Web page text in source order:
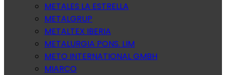
METALES LA ESTRELLA
METALGRUP
METALTEX IBERIA
METALURGIA PONS. LIM
METO INTERNATIONAL GMBH
MIARCO